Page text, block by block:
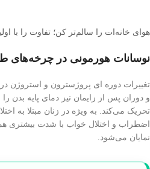
هوای خانه‌ات را سالم‌تر کن؛ تفاوت را با
نوسانات هورمونی در چرخه‌های
تغییرات دوره ای پروژسترون و استروژن
و دوران پس از زایمان نیز دمای پایه بدن
اضطراب و اختلال خواب با شدت بیشتری
نمایان می‌شود.